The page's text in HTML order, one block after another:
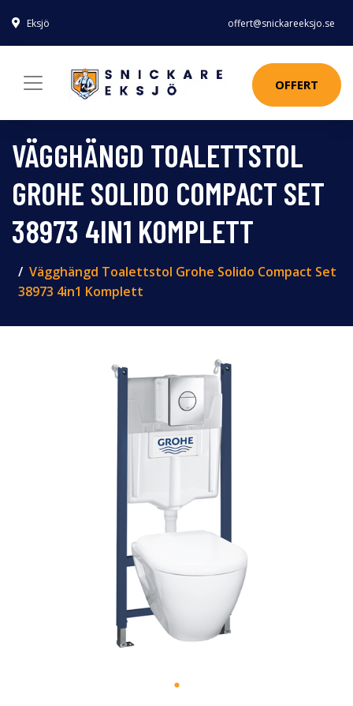
Eksjö offert@snickareeksjo.se
OFFERT
VÄGGHÄNGD TOALETTSTOL
GROHE SOLIDO COMPACT SET
38973 4IN1 KOMPLETT
Vägghängd Toalettstol Grohe Solido Compact Set
38973 4in1 Komplett